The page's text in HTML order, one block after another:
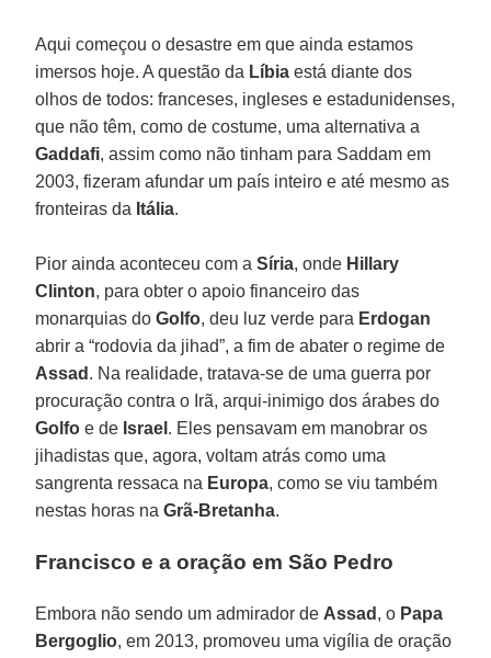
Aqui começou o desastre em que ainda estamos
imersos hoje. A questão da Líbia está diante dos
olhos de todos: franceses, ingleses e estadunidenses,
que não têm, como de costume, uma alternativa a
Gaddafi, assim como não tinham para Saddam em
2003, fizeram afundar um país inteiro e até mesmo as
fronteiras da Itália.
Pior ainda aconteceu com aSíria, onde Hillary
Clinton, para obter o apoio financeiro das
monarquias doGolfo, deu luz verde para Erdogan
abrir a “rodovia da jihad”, a fim de abater o regime de
Assad . Na realidade, tratava-se de uma guerra por
procuração contra o Irã, arqui-inimigo dos árabes do
Golfo e de Israel . Eles pensavam em manobrar os
jihadistas que, agora, voltam atrás como uma
sangrenta ressaca na Europa, como se viu também
nestas horas naGrã-Bretanha.
Francisco e a oração em São Pedro
Embora não sendo um admirador de Assad , o Papa
Bergoglio, em 2013, promoveu uma vigília de oração